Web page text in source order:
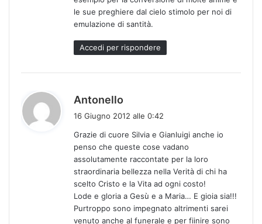
:
le sue preghiere dal cielo stimolo per noi di
emulazione di santità.
Accedi per rispondere
Antonello
e
t
t
16 Giugno 2012 alle 0:42
Grazie di cuore Silvia e Gianluigi anche io
penso che queste cose vadano
assolutamente raccontate per la loro
straordinaria bellezza nella Verità di chi ha
scelto Cristo e la Vita ad ogni costo!
Lode e gloria a Gesù e a Maria… E gioia sia!!!
Purtroppo sono impegnato altrimenti sarei
venuto anche al funerale e per fiinire sono